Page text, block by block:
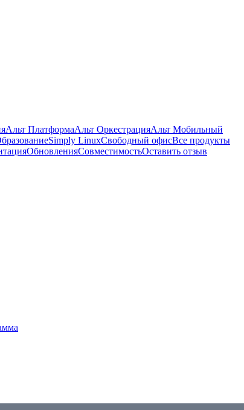
Альт ПлатформаАльт ОркестрацияАльт Мобильный
Simply LinuxСвободный офисВсе продукты
ОбновленияСовместимостьОставить отзыв